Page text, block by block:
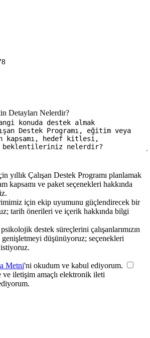
Detayları Nelerdir?
yıllık Çalışan Destek Programı planlamak
kapsamı ve paket seçenekleri hakkında
için ekip uyumunu güçlendirecek bir
tarih önerileri ve içerik hakkında bilgi
destek süreçlerini çalışanlarımızın
genişletmeyi düşünüyoruz; seçenekleri
Metni'ni okudum ve kabul ediyorum.
ve iletişim amaçlı elektronik ileti